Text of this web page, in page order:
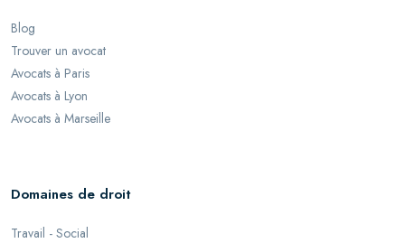
Blog
Trouver un avocat
Avocats à Paris
Avocats à Lyon
Avocats à Marseille
Domaines de droit
Travail - Social